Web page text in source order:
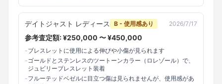
デイトジャスト レディース B - 使用感あり 2026/7/17
参考査定額: ¥250,000 〜 ¥450,000
-ブレスレットに使用による伸びや小傷が見られます
-ゴールドとステンレスのツートーンカラー（ロレゾール）で、
ジュビリーブレスレット装着
-フルーテッドベゼルに目立つ傷は見られませんが、使用感があ